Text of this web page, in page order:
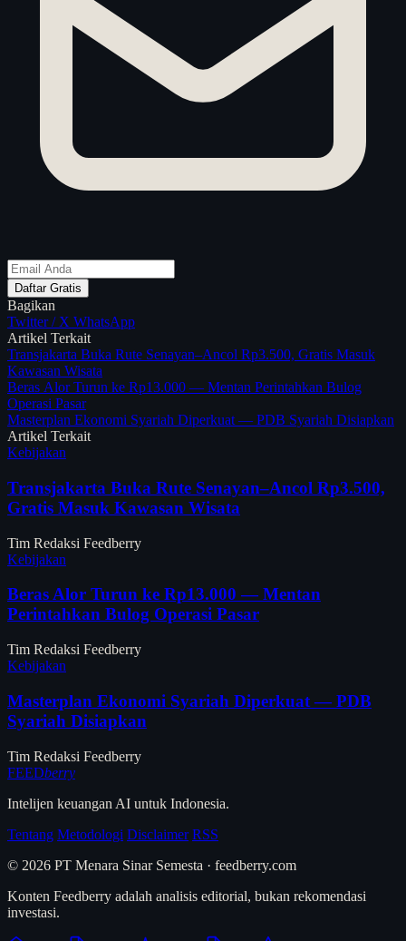
Daftar Gratis
Bagikan
Twitter / X WhatsApp
Artikel Terkait
Transjakarta Buka Rute Senayan–Ancol Rp3.500, Gratis Masuk
Kawasan Wisata
Beras Alor Turun ke Rp13.000 — Mentan Perintahkan Bulog
Operasi Pasar
Masterplan Ekonomi Syariah Diperkuat — PDB Syariah Disiapkan
Artikel Terkait
Kebijakan
Transjakarta Buka Rute Senayan–Ancol Rp3.500,
Gratis Masuk Kawasan Wisata
Tim Redaksi Feedberry
Kebijakan
Beras Alor Turun ke Rp13.000 — Mentan
Perintahkan Bulog Operasi Pasar
Tim Redaksi Feedberry
Kebijakan
Masterplan Ekonomi Syariah Diperkuat — PDB
Syariah Disiapkan
Tim Redaksi Feedberry
FEEDberry
Intelijen keuangan AI untuk Indonesia.
Tentang Metodologi Disclaimer RSS
© 2026 PT Menara Sinar Semesta · feedberry.com
Konten Feedberry adalah analisis editorial, bukan rekomendasi
investasi.